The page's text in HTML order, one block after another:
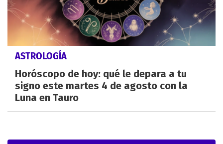
ASTROLOGÍA
Horóscopo de hoy: qué le depara a tu
signo este martes 4 de agosto con la
Luna en Tauro